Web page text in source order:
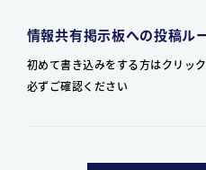
情報共有掲示板への投稿ル
初めて書き込みをする方はクリッ
必ずご確認ください